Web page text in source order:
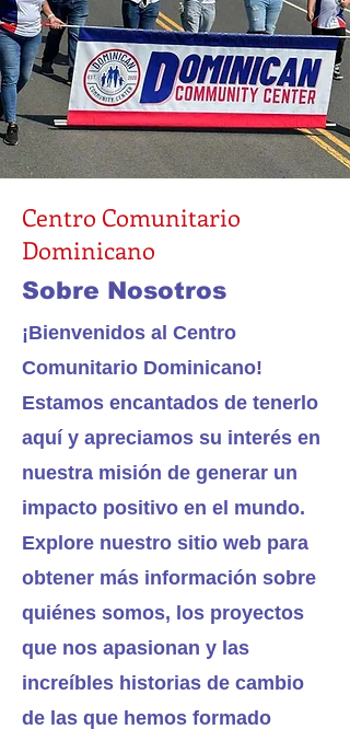
Centro Comunitario
Dominicano
Sobre Nosotros
¡Bienvenidos al Centro
Comunitario Dominicano!
Estamos encantados de tenerlo
aquí y apreciamos su interés en
nuestra misión de generar un
impacto positivo en el mundo.
Explore nuestro sitio web para
obtener más información sobre
quiénes somos, los proyectos
que nos apasionan y las
increíbles historias de cambio
de las que hemos formado